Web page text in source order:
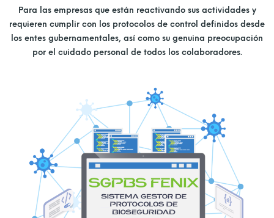
Para las empresas que están reactivando sus actividades y
requieren cumplir con los protocolos de control definidos desde
los entes gubernamentales, así como su genuina preocupación
por el cuidado personal de todos los colaboradores.